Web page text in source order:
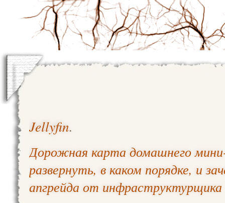
Jellyfin.
Дорожная карта домашнего
развернуть, в каком порядке, и
апгрейда от инфраструктурщика